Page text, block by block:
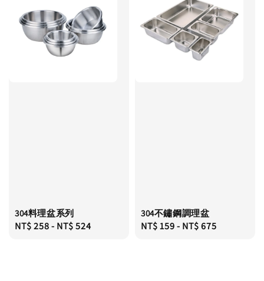
304料理盆系列
Regular
NT$ 258- NT$ 524
304不鏽鋼調理盆
Regular
NT$ 159- NT$ 675